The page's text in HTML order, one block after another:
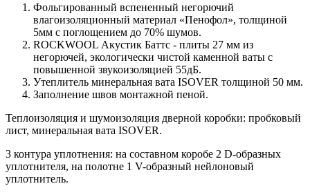
Фольгированный вспененный негорючий
влагоизоляционный материал «Пенофол», толщиной
5мм с поглощением до 70% шумов.
ROCKWOOL Акустик Баттс - плиты 27 мм из
негорючей, экологически чистой каменной ваты с
повышенной звукоизоляцией 55дБ.
Утеплитель минеральная вата ISOVER толщиной 50 мм.
Заполнение швов монтажной пеной.
Теплоизоляция и шумоизоляция дверной коробки: пробковый
лист, минеральная вата ISOVER.
3 контура уплотнения: на составном коробе 2 D-образных
уплотнителя, на полотне 1 V-образный нейлоновый
уплотнитель.